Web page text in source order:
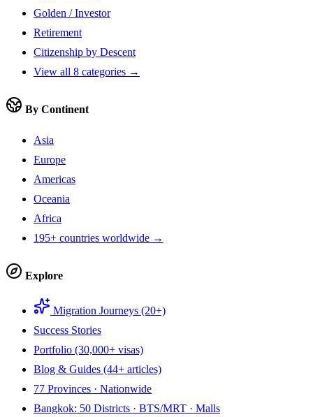
Golden / Investor
Retirement
Citizenship by Descent
View all 8 categories →
By Continent
Asia
Europe
Americas
Oceania
Africa
195+ countries worldwide →
Explore
Migration Journeys (20+)
Success Stories
Portfolio (30,000+ visas)
Blog & Guides (44+ articles)
77 Provinces · Nationwide
Bangkok: 50 Districts · BTS/MRT · Malls